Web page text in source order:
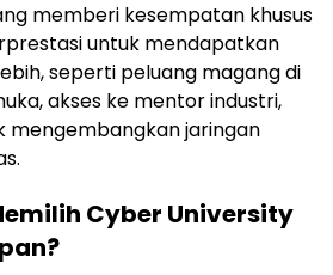
memberi kesempatan khusus
untuk mendapatkan
seperti peluang magang di
akses ke mentor industri,
mengembangkan jaringan
Cyber University